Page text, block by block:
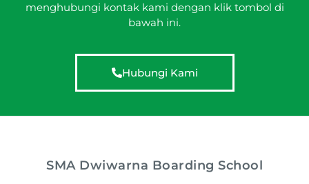
menghubungi kontak kami dengan klik tombol di
bawah ini.
Hubungi Kami
SMA Dwiwarna Boarding School